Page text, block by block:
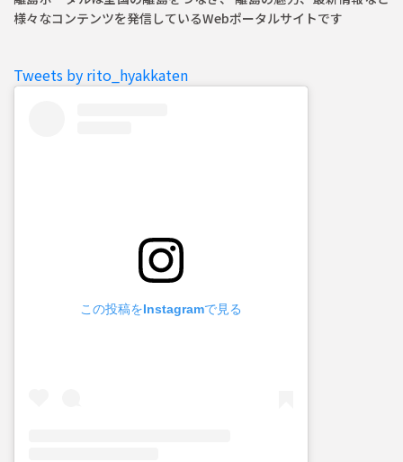
様々なコンテンツを発信しているWebポータルサイトです
Tweets by rito_hyakkaten
この投稿をInstagramで見る